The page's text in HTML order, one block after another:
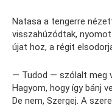
Natasa a tengerre
visszahúzódtak,
újat hoz, a régit
— Tudod — szólalt meg
Hagyom, hogy így bánj
De nem, Szergej. A